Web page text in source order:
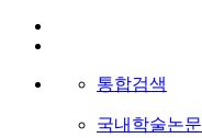
통합검색
국내학술논문